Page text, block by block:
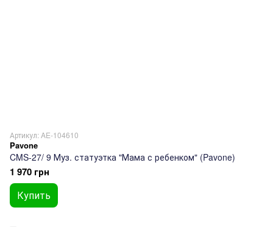
Артикул: AE-104610
Pavone
CMS-27/ 9 Муз. статуэтка "Мама с ребенком" (Pavone)
1 970 грн
Купить